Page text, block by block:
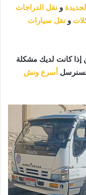
و نقل الدراجات
و نقل سيارات
إذا كانت لديك مشكلة
فسنرسل أسرع ونش